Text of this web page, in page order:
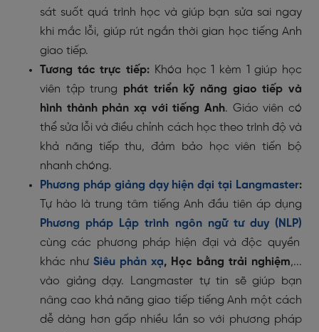
sát suốt quá trình học và giúp bạn sửa sai ngay
khi mắc lỗi, giúp rút ngắn thời gian học tiếng Anh
giao tiếp.
Tương tác trực tiếp: Khóa học 1 kèm 1 giúp học
viên tập trung phát triển kỹ năng giao tiếp và
hình thành phản xạ với tiếng Anh. Giáo viên có
thể sửa lỗi và điều chỉnh cách học theo trình độ và
khả năng tiếp thu, đảm bảo học viên tiến bộ
nhanh chóng.
Phương pháp giảng dạy hiện đại tại Langmaster:
Tự hào là trung tâm tiếng Anh đầu tiên áp dụng
Phương pháp Lập trình ngôn ngữ tư duy (NLP)
cùng các phương pháp hiện đại và độc quyền
khác như Siêu phản xạ, Học bằng trải nghiệm,...
vào giảng dạy. Langmaster tự tin sẽ giúp bạn
nâng cao khả năng giao tiếp tiếng Anh một cách
dễ dàng hơn gấp nhiều lần so với phương pháp